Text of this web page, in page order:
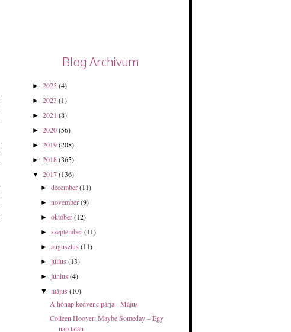
Blog Archivum
► 2025 (4)
► 2023 (1)
► 2021 (8)
► 2020(56)
► 2019(208)
► 2018(365)
▼ 2017(136)
►december (11)
►november (9)
►október (12)
►szeptember (11)
►augusztus (11)
►július (13)
►június (4)
▼ május (10)
A hónap kedvenc párja - Május
Colleen Hoover: Maybe ​Someday – Egy
nap talán